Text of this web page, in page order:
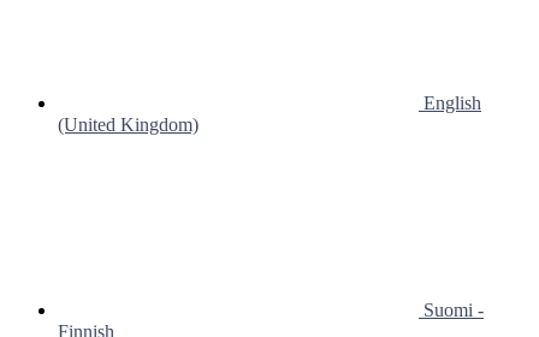
English
(United Kingdom)
Suomi -
Finnish